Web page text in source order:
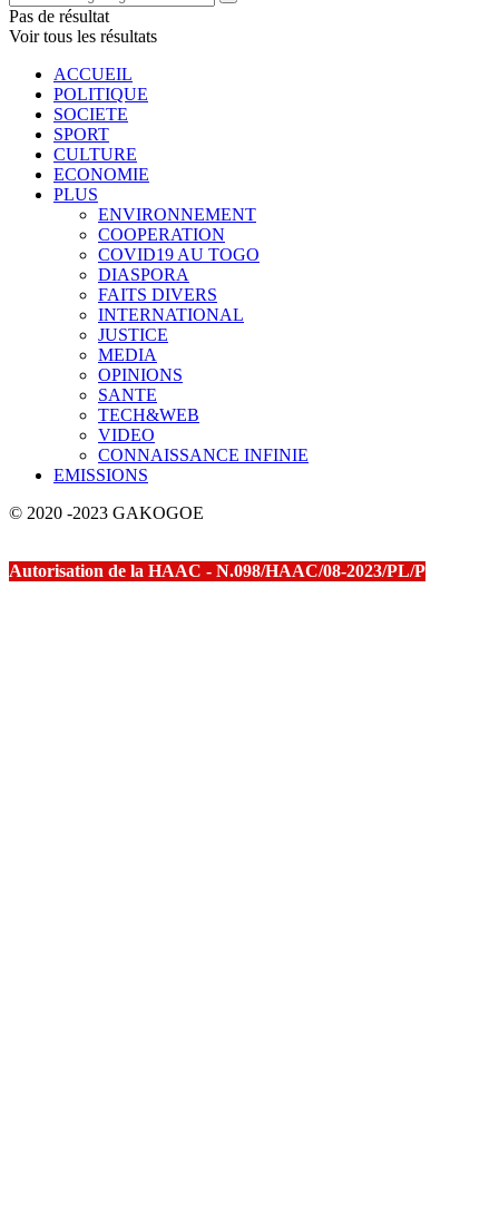
Pas de résultat
Voir tous les résultats
ACCUEIL
POLITIQUE
SOCIETE
SPORT
CULTURE
ECONOMIE
PLUS
ENVIRONNEMENT
COOPERATION
COVID19 AU TOGO
DIASPORA
FAITS DIVERS
INTERNATIONAL
JUSTICE
MEDIA
OPINIONS
SANTE
TECH&WEB
VIDEO
CONNAISSANCE INFINIE
EMISSIONS
© 2020 -2023 GAKOGOE
Autorisation de la HAAC - N.098/HAAC/08-2023/PL/P